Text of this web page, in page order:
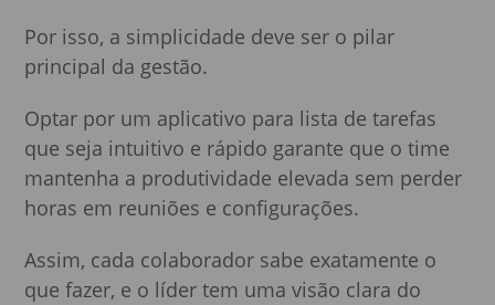
Por isso, a simplicidade deve ser o pilar
principal da gestão.
Optar por um aplicativo para lista de tarefas
que seja intuitivo e rápido garante que o time
mantenha a produtividade elevada sem perder
horas em reuniões e configurações.
Assim, cada colaborador sabe exatamente o
que fazer, e o líder tem uma visão clara do